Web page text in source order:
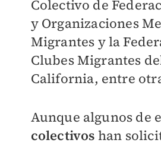
Colectivo de
y Organizaciones
Migrantes y la
Clubes Migrantes
California, entre
Aunque algunos de
colectivos han